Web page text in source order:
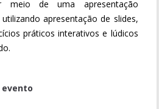
meio de uma apresentação
apresentação de slides,
práticos interativos e lúdicos